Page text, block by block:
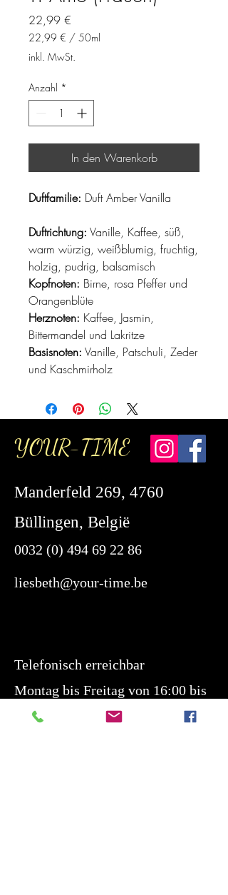
22,99 €
22,99 € / 50ml
22,99 €
pro
Milliliter
inkl. MwSt.
Anzahl *
In den Warenkorb
Duftfamilie: Duft Amber Vanilla
Duftrichtung: Vanille, Kaffee, süß,
warm würzig, weißblumig, fruchtig,
holzig, pudrig, balsamisch
Kopfnoten: Birne, rosa Pfeffer und
Orangenblüte
Herznoten: Kaffee, Jasmin,
Bittermandel und Lakritze
Basisnoten: Vanille, Patschuli, Zeder
und Kaschmirholz
YOUR-TIME
0032 (0) 494 69 22 86
liesbeth@your-time.be
Telefonisch erreichbar
Montag bis Freitag von 16:00 bis
19:00 Uhr
Manderfeld 269, 4760
Büllingen, België